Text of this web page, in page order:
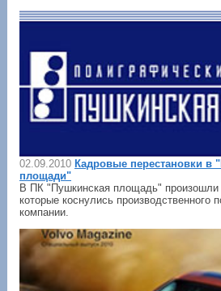
02.09.2010 Кадровые перестановки в
площади"
В ПК "Пушкинская площадь" произошли
которые коснулись производственного
компании.